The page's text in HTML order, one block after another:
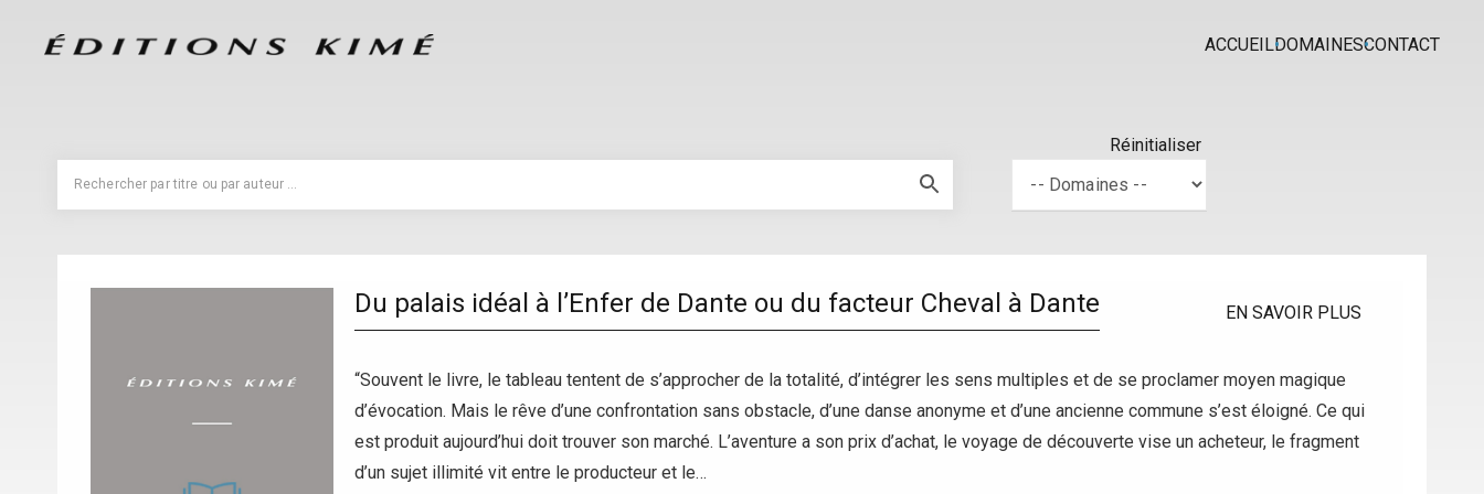
ACCUEILDOMAINESCONTACT
Réinitialiser
Du palais idéal à l’Enfer de Dante ou du facteur Cheval à Dante EN SAVOIR PLUS
“Souvent le livre, le tableau tentent de s’approcher de la totalité, d’intégrer les sens multiples et de se proclamer moyen magique
d’évocation. Mais le rêve d’une confrontation sans obstacle, d’une danse anonyme et d’une ancienne commune s’est éloigné. Ce qui
est produit aujourd’hui doit trouver son marché. L’aventure a son prix d’achat, le voyage de découverte vise un acheteur, le fragment
d’un sujet illimité vit entre le producteur et le…